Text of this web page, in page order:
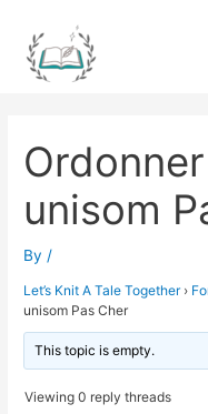
content
unisom
By /
Let’s Knit A Tale Together ›
unisom Pas Cher
This topic is empty.
Viewing 0 reply threads